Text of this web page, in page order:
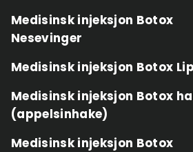
Medisinsk injeksjon Botox
Nesevinger
Medisinsk injeksjon Botox
Medisinsk injeksjon Botox
(appelsinhake)
Medisinsk injeksjon Botox